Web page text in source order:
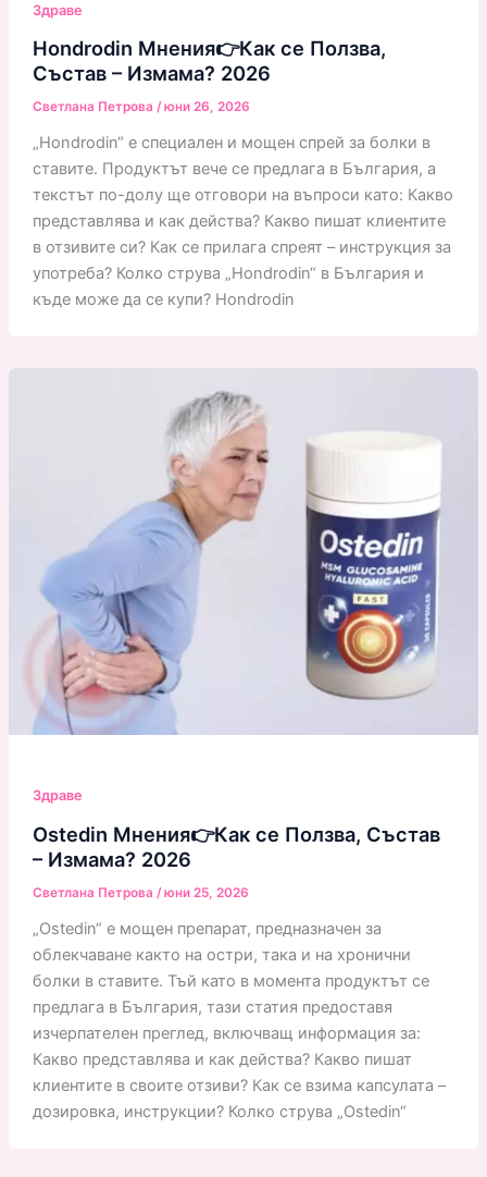
Здраве
Hondrodin Мнения👉Как се Ползва,
Състав – Измама? 2026
Светлана Петрова /юни 26, 2026
„Hondrodin“ е специален и мощен спрей за болки в
ставите. Продуктът вече се предлага в България, а
текстът по-долу ще отговори на въпроси като: Какво
представлява и как действа? Какво пишат клиентите
в отзивите си? Как се прилага спреят – инструкция за
употреба? Колко струва „Hondrodin“ в България и
къде може да се купи? Hondrodin
Здраве
Ostedin Мнения👉Как се Ползва, Състав
– Измама? 2026
Светлана Петрова /юни 25, 2026
„Ostedin“ е мощен препарат, предназначен за
облекчаване както на остри, така и на хронични
болки в ставите. Тъй като в момента продуктът се
предлага в България, тази статия предоставя
изчерпателен преглед, включващ информация за:
Какво представлява и как действа? Какво пишат
клиентите в своите отзиви? Как се взима капсулата –
дозировка, инструкции? Колко струва „Ostedin“